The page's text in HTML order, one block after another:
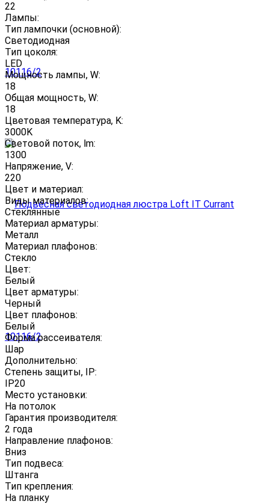
22
Лампы:
Тип лампочки (основной):
Светодиодная
Тип цоколя:
LED
Мощность лампы, W:
18
Общая мощность, W:
18
Цветовая температура, K:
3000K
Световой поток, lm:
1300
Напряжение, V:
220
Цвет и материал:
Виды материалов:
Стеклянные
Материал арматуры:
Металл
Материал плафонов:
Стекло
Цвет:
Белый
Цвет арматуры:
Черный
Цвет плафонов:
Белый
Форма рассеивателя:
Шар
Дополнительно:
Степень защиты, IP:
IP20
Место установки:
На потолок
Гарантия производителя:
2 года
Направление плафонов:
Вниз
Тип подвеса:
Штанга
Тип крепления:
На планку